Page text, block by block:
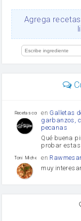
Ajos
salsa de soja
limón
Agrega
Recetas con sazon
en Galletas
garbanzos,
pecanas
Qué buena
probar estas
Toni Michel Caubet
en
muy
enLasaña